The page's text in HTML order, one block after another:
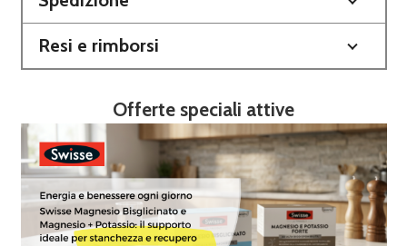
Resi e rimborsi
Offerte speciali attive